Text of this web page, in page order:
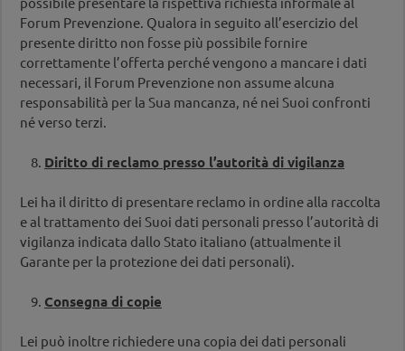
Forum Prevenzione. Qualora in seguito all’esercizio del
presente diritto non fosse più possibile fornire
correttamente l’offerta perché vengono a mancare i dati
necessari, il Forum Prevenzione non assume alcuna
responsabilità per la Sua mancanza, né nei Suoi confronti
né verso terzi.
8. Diritto di reclamo presso l’autorità di vigilanza
Lei ha il diritto di presentare reclamo in ordine alla raccolta
e al trattamento dei Suoi dati personali presso l’autorità di
vigilanza indicata dallo Stato italiano (attualmente il
Garante per la protezione dei dati personali).
9. Consegna di copie
Lei può inoltre richiedere una copia dei dati personali